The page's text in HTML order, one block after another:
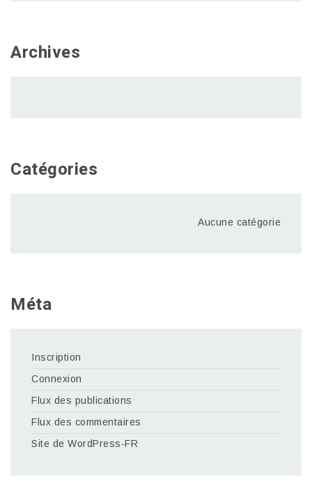
Archives
Catégories
Aucune catégorie
Méta
Inscription
Connexion
Flux des publications
Flux des commentaires
Site de WordPress-FR